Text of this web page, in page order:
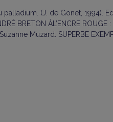
(J. de Gonet, 1994).
BRETON ÀL’ENCRE ROUGE
Muzard. SUPERBE